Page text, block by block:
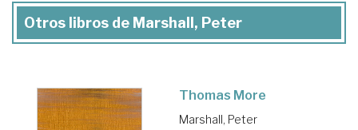
Otros libros de Marshall, Peter
Thomas More
Marshall, Peter